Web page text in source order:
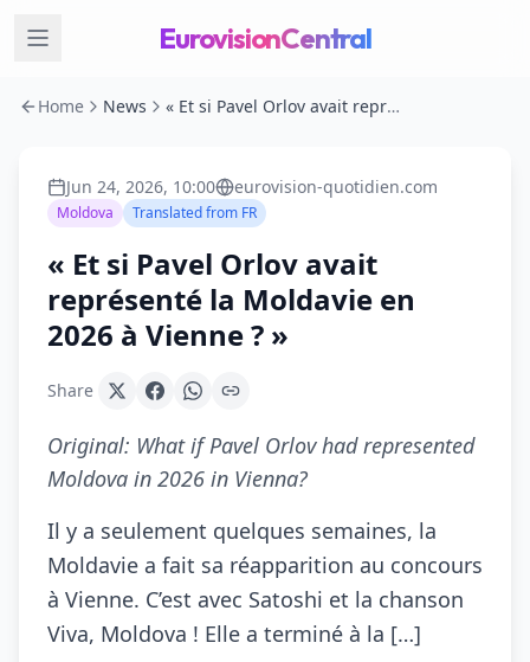
EurovisionCentral
Home News « Et si Pavel Orlov avait représenté la Moldavie en 2026 à Vienne ? »
Jun 24, 2026, 10:00 eurovision-quotidien.com
Moldova Translated from FR
« Et si Pavel Orlov avait
représenté la Moldavie en
2026 à Vienne ? »
Share
Original: What if Pavel Orlov had represented
Moldova in 2026 in Vienna?
Il y a seulement quelques semaines, la
Moldavie a fait sa réapparition au concours
à Vienne. C’est avec Satoshi et la chanson
Viva, Moldova ! Elle a terminé à la […]